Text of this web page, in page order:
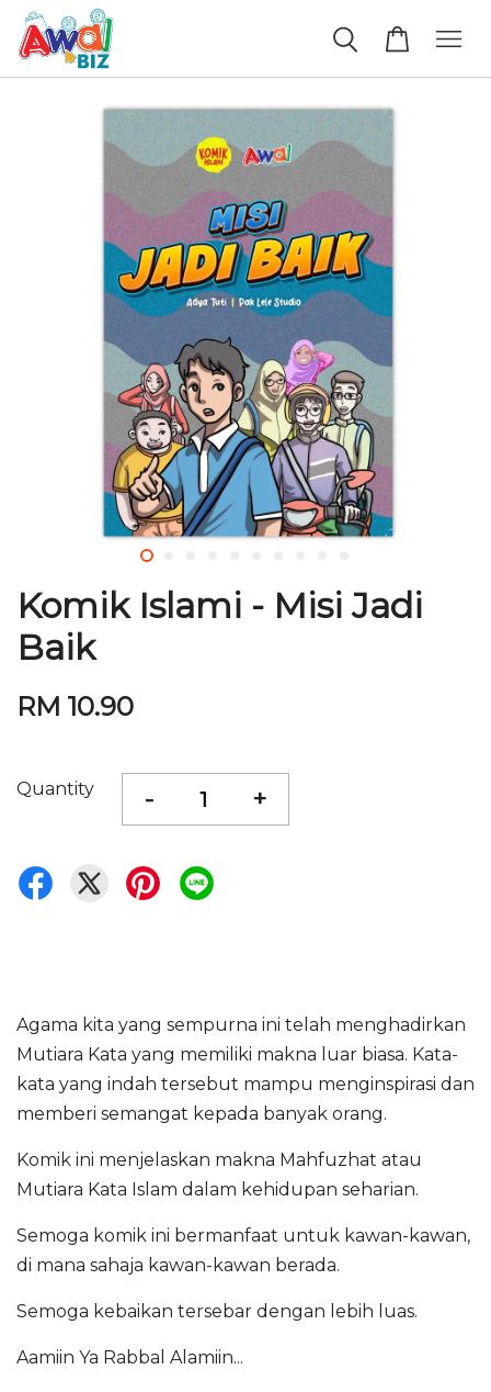
Komik Islami - Misi Jadi
Baik
RM 10.90
Quantity - +
Agama kita yang sempurna ini telah menghadirkan
Mutiara Kata yang memiliki makna luar biasa. Kata-
kata yang indah tersebut mampu menginspirasi dan
memberi semangat kepada banyak orang.
Komik ini menjelaskan makna Mahfuzhat atau
Mutiara Kata Islam dalam kehidupan seharian.
Semoga komik ini bermanfaat untuk kawan-kawan,
di mana sahaja kawan-kawan berada.
Semoga kebaikan tersebar dengan lebih luas.
Aamiin Ya Rabbal Alamiin...